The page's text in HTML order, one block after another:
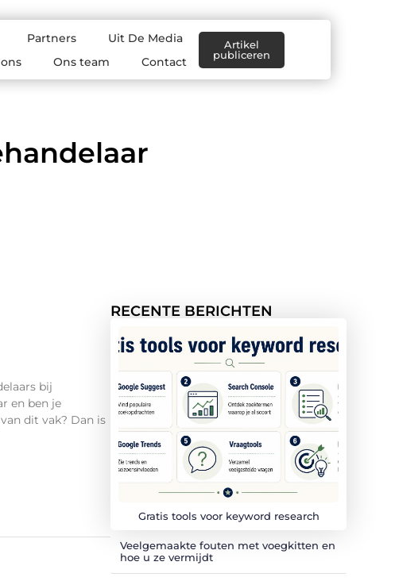
Partners
Uit De Media
Ons team Contact
Artikel
publiceren
bij
en ben je
dit vak? Dan is
RECENTE BERICHTEN
Gratis tools voor keyword research
Veelgemaakte fouten met voegkitten en
hoe u ze vermijdt